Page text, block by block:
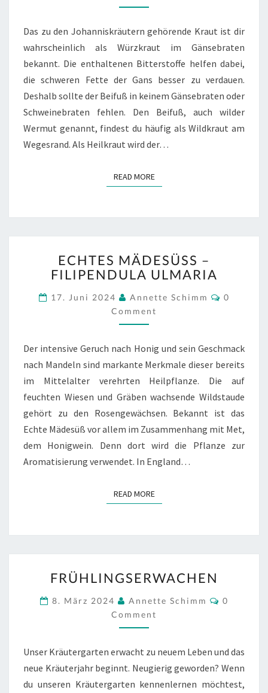
Das zu den Johanniskräutern gehörende Kraut ist dir
wahrscheinlich als Würzkraut im Gänsebraten
bekannt. Die enthaltenen Bitterstoffe helfen dabei,
die schweren Fette der Gans besser zu verdauen.
Deshalb sollte der Beifuß in keinem Gänsebraten oder
Schweinebraten fehlen. Den Beifuß, auch wilder
Wermut genannt, findest du häufig als Wildkraut am
Wegesrand. Als Heilkraut wird der…
READ MOREREAD MORE
MÄDESÜSS –
F
LMARIA
ECHTES MÄDESÜSS – F
ILIPENDULA ULMARIA
17. Juni 2024 Annette Schimm
0
Comment
Der intensive Geruch nach Honig und sein Geschmack
nach Mandeln sind markante Merkmale dieser bereits
im Mittelalter verehrten Heilpflanze. Die auf
feuchten Wiesen und Gräben wachsende Wildstaude
gehört zu den Rosengewächsen. Bekannt ist das
Echte Mädesüß vor allem im Zusammenhang mit Met,
dem Honigwein. Denn dort wird die Pflanze zur
Aromatisierung verwendet. In England…
READ MOREREAD MORE
FRÜHLINGSERWACHEN
8. März 2024 Annette Schimm
0
Comment
Unser Kräutergarten erwacht zu neuem Leben und das
neue Kräuterjahr beginnt. Neugierig geworden? Wenn
du unseren Kräutergarten kennenlernen möchtest,